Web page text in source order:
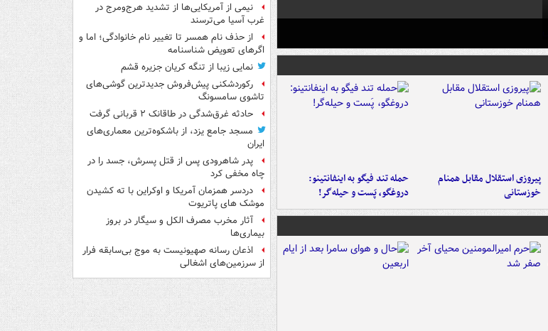
پیروزی استقلال مقابل همنام
خوزستانی
حمله تند فیگو به اینفانتینو:
دروغگو، پَست‌ و حیله‌گر!
نیمی از آمریکایی‌ها از تشدید هرج‌ومرج در
غرب آسیا می‌ترسند
از حذف نام همسر تا تغییر نام خانوادگی؛ اما و
اگرهای تعویض شناسنامه
نمایی زیبا از تنگه کریان جزیره قشم
رکوردشکنی پیش‌فروش جدیدترین گوشی‌های
تاشوی سامسونگ
حادثه غرق‌شدگی در طاقانک ۲ قربانی گرفت
مسجد جامع یزد، از باشکوه‌ترین معماری‌های
ایران
پدر شاهرودی پس از قتل پسرش، جسد را در
چاه مخفی کرد
دردسر همزمان آمریکا و اوکراین با ته کشیدن
موشک های پاتریوت
آثار مخرب مصرف الکل و سیگار در بروز
بیماری‌ها
اذعان رسانه صهیونیست به موج بی‌سابقه فرار
از سرزمین‌های اشغالی